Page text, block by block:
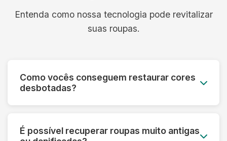
Entenda como nossa tecnologia pode revitalizar
suas roupas.
Como vocês conseguem restaurar cores
desbotadas?
pigmentos das fibras e aplicamos tratamentos
que devolvem a vivacidade original das cores,
É possível recuperar roupas muito antigas